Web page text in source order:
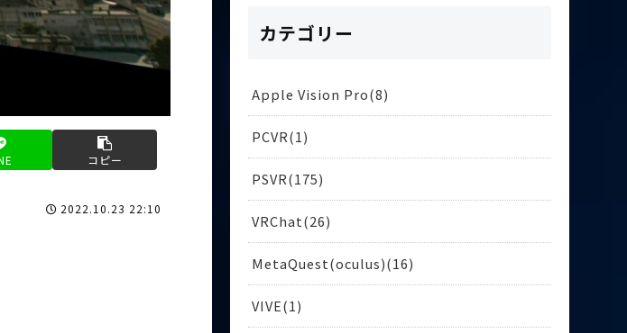
コピー
2022.10.23 22:10
カテゴリー
Apple Vision Pro 8
PCVR 1
PSVR 175
VRChat 26
MetaQuest(oculus) 16
VIVE 1